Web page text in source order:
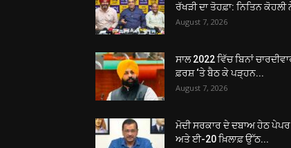
ਰੱਖੜੀ ਦਾ ਤੋਹਫ਼ਾ: ਨਿਤਿਨ ਕੋਹਲੀ
August 7, 2026
ਸਾਲ 2022 ਵਿੱਚ ਬਿਨਾਂ
ਫ਼ਰਸ਼ ‘ਤੇ ਬੈਠ ਕੇ ਪੜ੍ਹਨ...
August 7, 2026
ਮੋਦੀ ਸਰਕਾਰ ਦੇ ਦਬਾਅ ਹੇਠ ਪੇਪਰ
ਅਤੇ ਈ-20 ਖ਼ਿਲਾਫ਼ ਉੱਠ...